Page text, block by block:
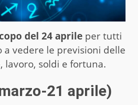
del 24 aprile per tutti
a vedere le previsioni delle
lavoro, soldi e fortuna.
21 aprile)